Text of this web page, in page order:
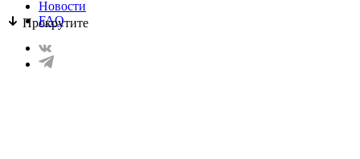
Прокрутите
Новости
FAQ